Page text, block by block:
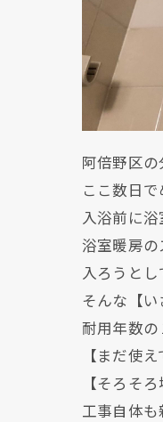
阿倍野区の
ここ数日
入浴前に浴
浴室暖房
入ろうとし
そんな【
耐用年数
【まだ使
【そろそ
工事自体